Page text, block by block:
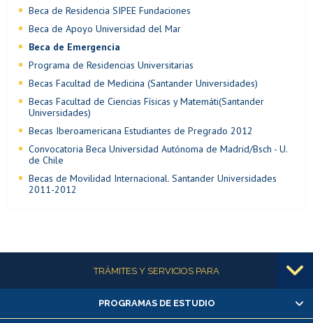
Beca de Residencia SIPEE Fundaciones
Beca de Apoyo Universidad del Mar
Beca de Emergencia
Programa de Residencias Universitarias
Becas Facultad de Medicina (Santander Universidades)
Becas Facultad de Ciencias Físicas y Matemáti(Santander
Universidades)
Becas Iberoamericana Estudiantes de Pregrado 2012
Convocatoria Beca Universidad Autónoma de Madrid/Bsch - U.
de Chile
Becas de Movilidad Internacional. Santander Universidades
2011-2012
Más informaciónTRÁMITES Y SERVICIOS PARA
Alumnas/os y exalumnas/os
PROGRAMAS DE ESTUDIO